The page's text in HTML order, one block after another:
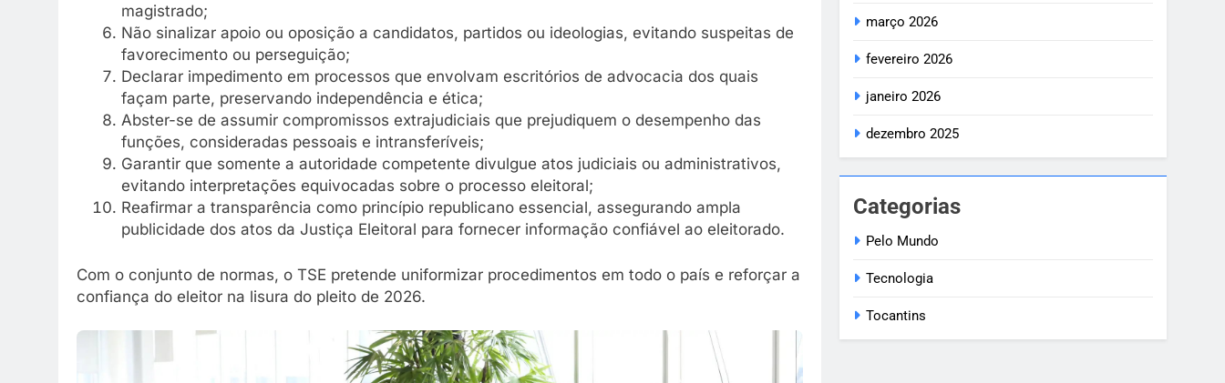
magistrado;
Não sinalizar apoio ou oposição a candidatos, partidos ou ideologias, evitando suspeitas de
favorecimento ou perseguição;
Declarar impedimento em processos que envolvam escritórios de advocacia dos quais
façam parte, preservando independência e ética;
Abster-se de assumir compromissos extrajudiciais que prejudiquem o desempenho das
funções, consideradas pessoais e intransferíveis;
Garantir que somente a autoridade competente divulgue atos judiciais ou administrativos,
evitando interpretações equivocadas sobre o processo eleitoral;
Reafirmar a transparência como princípio republicano essencial, assegurando ampla
publicidade dos atos da Justiça Eleitoral para fornecer informação confiável ao eleitorado.
Com o conjunto de normas, o TSE pretende uniformizar procedimentos em todo o país e reforçar a
confiança do eleitor na lisura do pleito de 2026.
março 2026
fevereiro 2026
janeiro 2026
dezembro 2025
Categorias
Pelo Mundo
Tecnologia
Tocantins